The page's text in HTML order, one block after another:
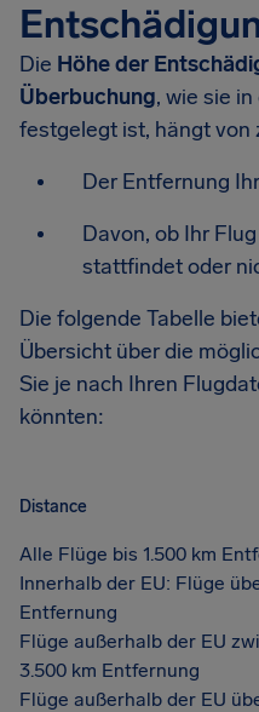
Die Höhe der
Überbuchung, wie sie in
festgelegt ist, hängt
Der Entfernung
Davon, ob Ihr
stattfindet oder
Die folgende Tabelle
Übersicht über die
Sie je nach Ihren
könnten:
Distance
Alle Flüge bis 1.500 km
Innerhalb der EU: Flüge
Entfernung
Flüge außerhalb der EU
3.500 km Entfernung
Flüge außerhalb der EU